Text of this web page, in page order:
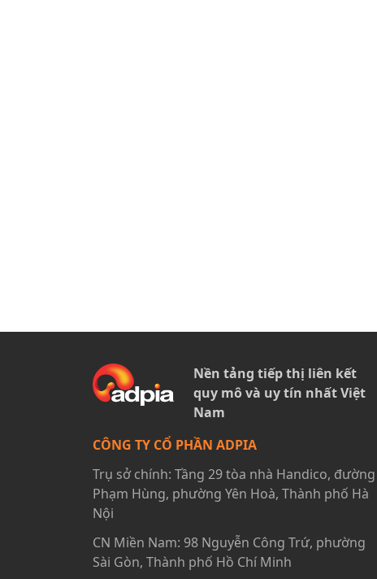
Nền tảng tiếp thị liên kết
quy mô và uy tín nhất Việt
Nam
CÔNG TY CỔ PHẦN ADPIA
Trụ sở chính: Tầng 29 tòa nhà Handico, đường
Phạm Hùng, phường Yên Hoà, Thành phố Hà
Nội
CN Miền Nam: 98 Nguyễn Công Trứ, phường
Sài Gòn, Thành phố Hồ Chí Minh